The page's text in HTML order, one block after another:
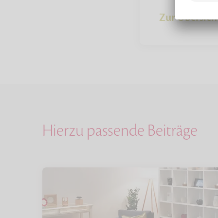
Zur
Hierzu passende Beiträge